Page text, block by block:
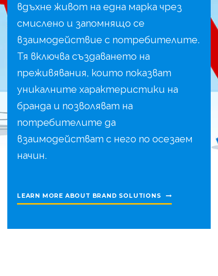
вдъхне живот на една марка чрез
смислено и запомнящо се
взаимодействие с потребителите.
Тя включва създаването на
преживявания, които показват
уникалните характеристики на
бранда и позволяват на
потребителите да
взаимодействат с него по осезаем
начин.
LEARN MORE ABOUT BRAND SOLUTIONS